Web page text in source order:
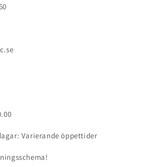
Varierande öppettider